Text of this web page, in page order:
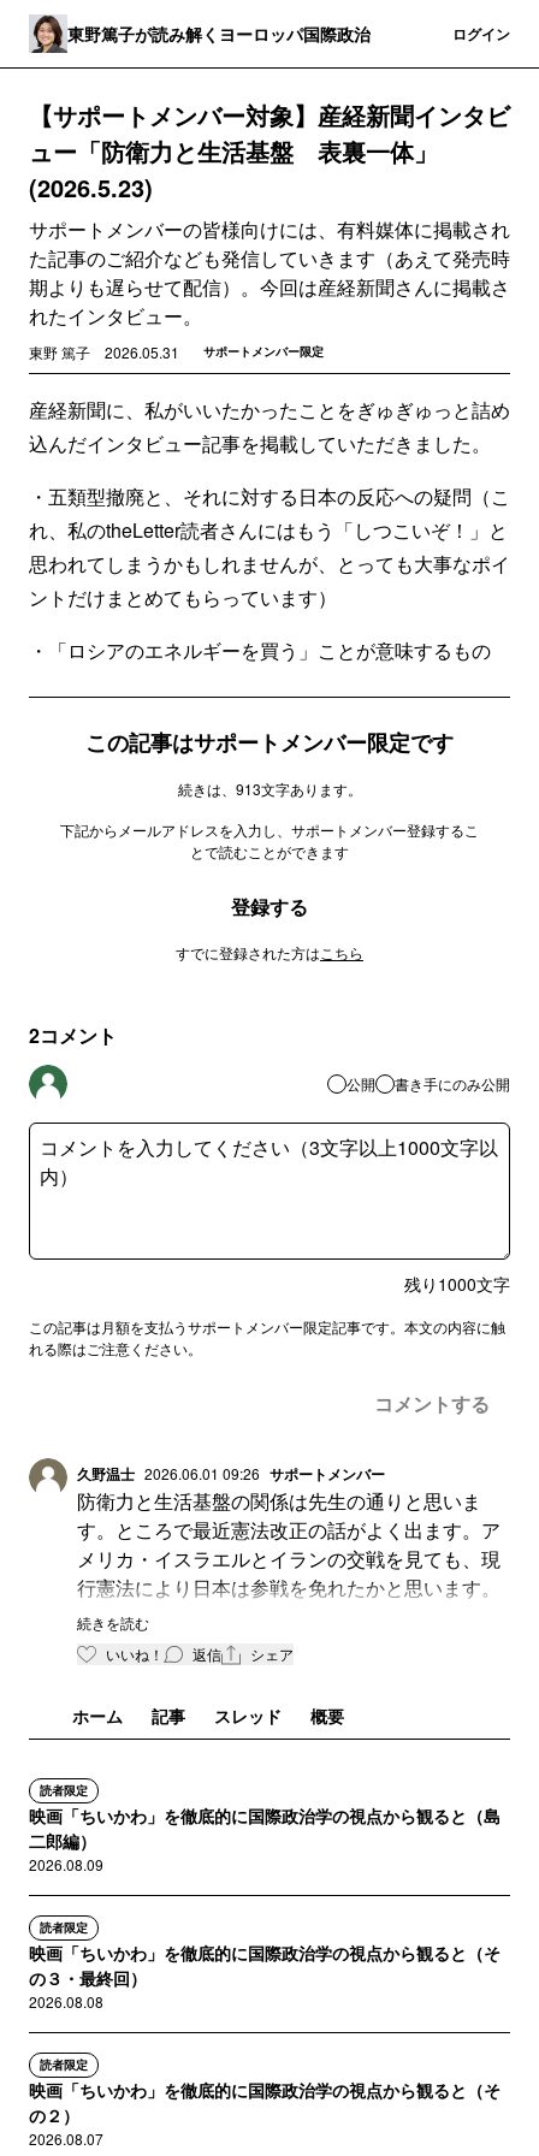
東野篤子が読み解くヨーロッパ国際政治 ログイン
【サポートメンバー対象】産経新聞インタビ
ュー「防衛力と生活基盤 表裏一体」
(2026.5.23)
サポートメンバーの皆様向けには、有料媒体に掲載され
た記事のご紹介なども発信していきます（あえて発売時
期よりも遅らせて配信）。今回は産経新聞さんに掲載さ
れたインタビュー。
東野 篤子 2026.05.31 サポートメンバー限定
産経新聞に、私がいいたかったことをぎゅぎゅっと詰め
込んだインタビュー記事を掲載していただきました。
・五類型撤廃と、それに対する日本の反応への疑問（こ
れ、私のtheLetter読者さんにはもう「しつこいぞ！」と
思われてしまうかもしれませんが、とっても大事なポイ
ントだけまとめてもらっています）
・「ロシアのエネルギーを買う」ことが意味するもの
この記事はサポートメンバー限定です
続きは、913文字あります。
下記からメールアドレスを入力し、サポートメンバー登録するこ
とで読むことができます
登録する
すでに登録された方は こちら
2コメント
公開 書き手にのみ公開
残り 1000文字
この記事は月額を支払うサポートメンバー限定記事です。本文の内容に触
れる際はご注意ください。
コメントする
久野温士 2026.06.01 09:26 サポートメンバー
防衛力と生活基盤の関係は先生の通りと思いま
す。ところで最近憲法改正の話がよく出ます。ア
メリカ・イスラエルとイランの交戦を見ても、現
行憲法により日本は参戦を免れたかと思います。
憲法をより良く、時代に合わせる改正なら理解で
きますが、皆様視点が違いますので、憲法改正に
は恐ろしく感じます。先生は如何でしょうか。
続きを読む
いいね！
返信 シェア
ホーム 記事 スレッド 概要
読者限定
映画「ちいかわ」を徹底的に国際政治学の視点から観ると（島
二郎編）
2026.08.09
読者限定
映画「ちいかわ」を徹底的に国際政治学の視点から観ると（そ
の３・最終回）
2026.08.08
読者限定
映画「ちいかわ」を徹底的に国際政治学の視点から観ると（そ
の２）
2026.08.07